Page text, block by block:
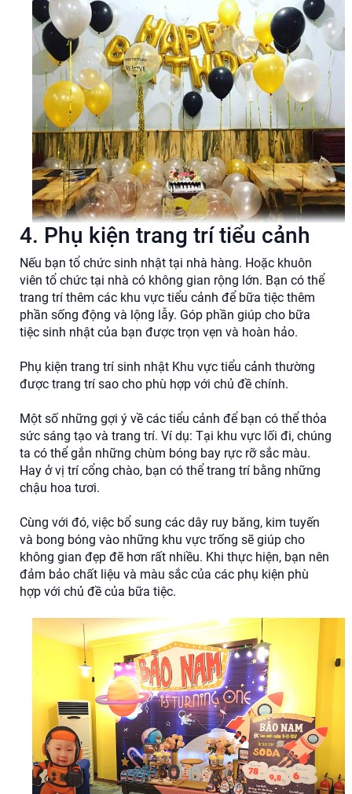
4. Phụ kiện trang trí tiểu cảnh
Nếu bạn tổ chức sinh nhật tại nhà hàng. Hoặc khuôn
viên tổ chức tại nhà có không gian rộng lớn. Bạn có thể
trang trí thêm các khu vực tiểu cảnh để bữa tiệc thêm
phần sống động và lộng lẫy. Góp phần giúp cho bữa
tiệc sinh nhật của bạn được trọn vẹn và hoàn hảo.
Phụ kiện trang trí sinh nhật Khu vực tiểu cảnh thường
được trang trí sao cho phù hợp với chủ đề chính.
Một số những gợi ý về các tiểu cảnh để bạn có thể thỏa
sức sáng tạo và trang trí. Ví dụ: Tại khu vực lối đi, chúng
ta có thể gắn những chùm bóng bay rực rỡ sắc màu.
Hay ở vị trí cổng chào, bạn có thể trang trí bằng những
chậu hoa tươi.
Cùng với đó, việc bổ sung các dây ruy băng, kim tuyến
và bong bóng vào những khu vực trống sẽ giúp cho
không gian đẹp đẽ hơn rất nhiều. Khi thực hiện, bạn nên
đảm bảo chất liệu và màu sắc của các phụ kiện phù
hợp với chủ đề của bữa tiệc.